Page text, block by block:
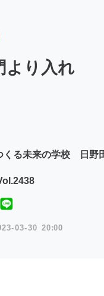
より入れ
くる未来の学校 日野
03 30 20:00